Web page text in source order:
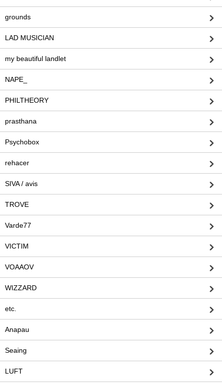
grounds
LAD MUSICIAN
my beautiful landlet
NAPE_
PHILTHEORY
prasthana
Psychobox
rehacer
SIVA / avis
TROVE
Varde77
VICTIM
VOAAOV
WIZZARD
etc.
Anapau
Seaing
LUFT